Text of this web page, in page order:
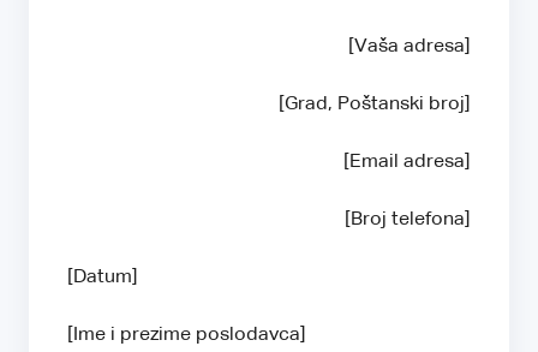
[Vaša adresa]
[Grad, Poštanski broj]
[Email adresa]
[Broj telefona]
[Datum]
[Ime i prezime poslodavca]